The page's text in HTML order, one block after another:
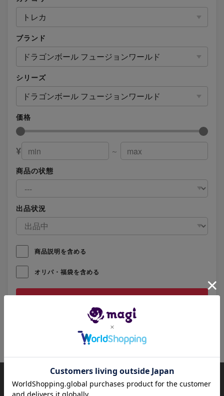
トレカ
ブランド
ドラゴンボール フュージョンワールド
シリーズ
ドラゴンボール フュージョンワールド
価格
¥
～
商品の状態
出品状況
商品説明を含める
オリパ・福袋を含める
リセット
magiについて magi公式アカウント一覧